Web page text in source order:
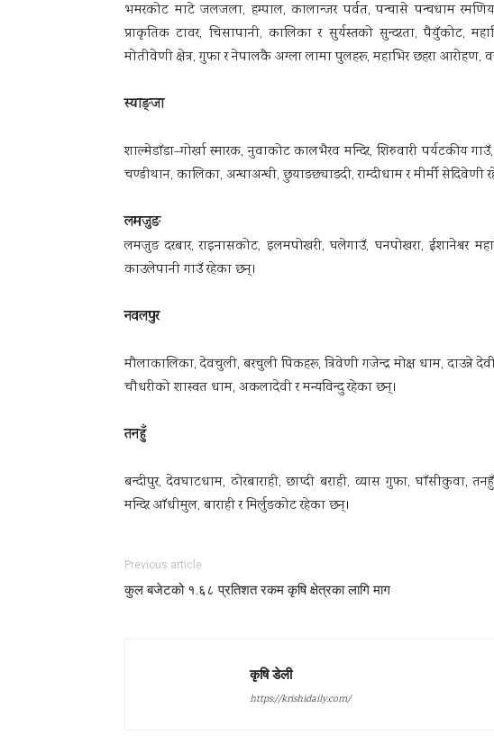
भमरकोट माटे जलजला, हम्पाल, कालान्जर पर्वत, पन्चासे पन्चधाम रमणिय
प्राकृतिक टावर, चिसापानी, कालिका र सुर्यस्तको सुन्दरता, पैयुँकोट,
मोतीवेणी क्षेत्र, गुफा र नेपालकै अग्ला लामा पुलहरू, महाभिर छहरा आरोहण,
स्याङ्जा
शाल्मेडाँडा–गोर्खा स्मारक, नुवाकोट कालभैरव मन्दिर, शिरुवारी पर्यटकीय
चण्डीथान, कालिका, अन्धाअन्धी, छुयाङछ्याङदी, राम्दीधाम र मीर्मी सेदिवेणी
लमजुङ
लमजुङ दरबार, राइनासकोट, इलमपोखरी, घलेगाउँ, घनपोखरा, ईशानेश्वर
काउलेपानी गाउँ रहेका छन्।
नवलपुर
मौलाकालिका, देवचुली, बरचुली पिकहरू, त्रिवेणी गजेन्द्र मोक्ष धाम, दाउन्ने
चौधरीको शास्वत धाम, अकलादेवी र मन्यविन्दु रहेका छन्।
तनहुँ
बन्दीपुर, देवघाटधाम, ढोरबाराही, छाप्दी बराही, व्यास गुफा, घाँसीकुवा,
मन्दिर आँधीमुल, बाराही र मिर्लुङकोट रहेका छन्।
Previous article
कुल बजेटको १.६८ प्रतिशत रकम कृषि क्षेत्रका लागि माग
कृषि डेली
https://krishidaily.com/